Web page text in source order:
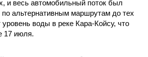
специалистам удалось наладить
сёлами по временной схеме. В
движение по-прежнему полностью